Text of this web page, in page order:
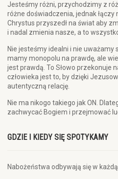
Jesteśmy różni, przychodzimy z
różne doświadczenia, jednak
Chrystus przyszedł na świat aby
i nadal zmienia nasze, a to
Nie jesteśmy idealni i nie uważamy
mamy monopolu na prawdę, ale
jest prawdą. To Słowo przekonuje
człowieka jest to, by dzięki
autentyczną relację.
Nie ma nikogo takiego jak ON.
zachwycać Bogiem i przejmować
GDZIE I KIEDY SIĘ SPOTYKAMY
Nabożeństwa odbywają się w